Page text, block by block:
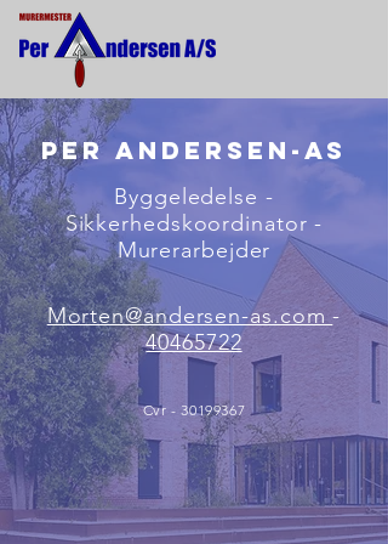
Per Andersen-AS
Byggeledelse -
Sikkerhedskoordinator -
Murerarbejder
Morten@andersen-as.com-
40465722
Cvr -30199367